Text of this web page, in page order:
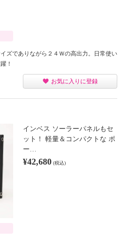
ズでありながら２４Ｗの高出力。日常使い
！
お気に入りに登録
インベス ソーラーパネルもセ
ット！ 軽量＆コンパクトな ポ
ー…
¥42,680 (税込)